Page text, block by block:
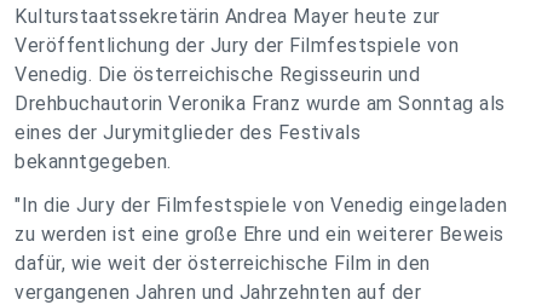
Kulturstaatssekretärin Andrea Mayer heute zur
Veröffentlichung der Jury der Filmfestspiele von
Venedig. Die österreichische Regisseurin und
Drehbuchautorin Veronika Franz wurde am Sonntag als
eines der Jurymitglieder des Festivals
bekanntgegeben.
"In die Jury der Filmfestspiele von Venedig eingeladen
zu werden ist eine große Ehre und ein weiterer Beweis
dafür, wie weit der österreichische Film in den
vergangenen Jahren und Jahrzehnten auf der